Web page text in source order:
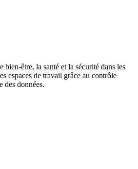
être, la santé et la sécurité dans les
espaces de travail grâce au contrôle
des données.